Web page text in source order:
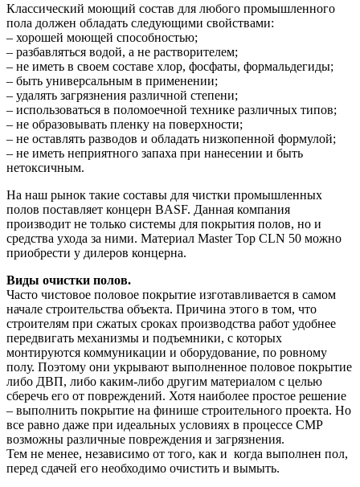
Классический моющий состав для любого промышленного
пола должен обладать следующими свойствами:
– хорошей моющей способностью;
– разбавляться водой, а не растворителем;
– не иметь в своем составе хлор, фосфаты, формальдегиды;
– быть универсальным в применении;
– удалять загрязнения различной степени;
– использоваться в поломоечной технике различных типов;
– не образовывать пленку на поверхности;
– не оставлять разводов и обладать низкопенной формулой;
– не иметь неприятного запаха при нанесении и быть
нетоксичным.
На наш рынок такие составы для чистки промышленных
полов поставляет концерн BASF. Данная компания
производит не только системы для покрытия полов, но и
средства ухода за ними. Материал Master Top CLN 50 можно
приобрести у дилеров концерна.
Виды очистки полов.
Часто чистовое половое покрытие изготавливается в самом
начале строительства объекта. Причина этого в том, что
строителям при сжатых сроках производства работ удобнее
передвигать механизмы и подъемники, с которых
монтируются коммуникации и оборудование, по ровному
полу. Поэтому они укрывают выполненное половое покрытие
либо ДВП, либо каким-либо другим материалом с целью
сберечь его от повреждений. Хотя наиболее простое решение
– выполнить покрытие на финише строительного проекта. Но
все равно даже при идеальных условиях в процессе СМР
возможны различные повреждения и загрязнения.
Тем не менее, независимо от того, как и когда выполнен пол,
перед сдачей его необходимо очистить и вымыть.